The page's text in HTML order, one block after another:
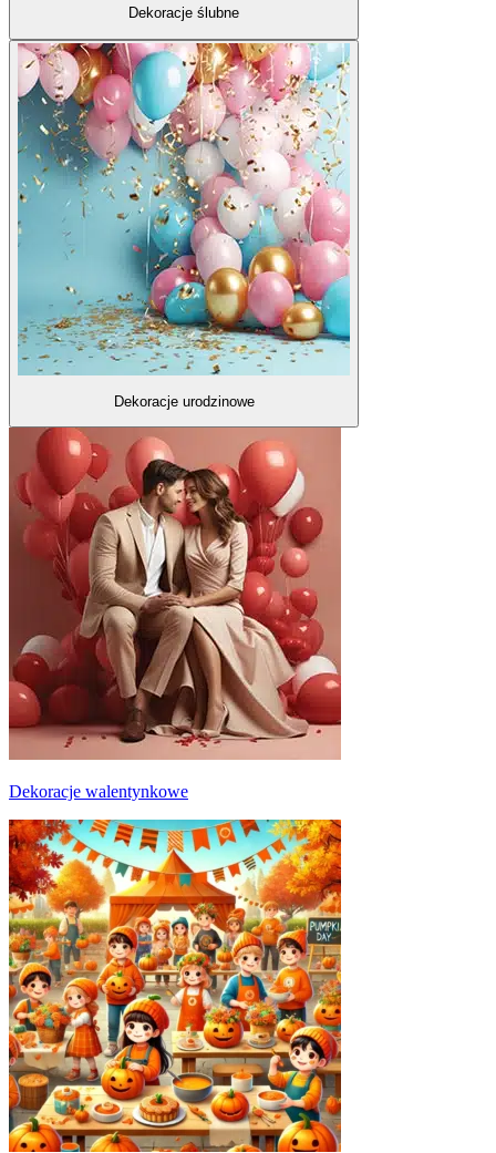
Dekoracje ślubne
Dekoracje urodzinowe
Dekoracje walentynkowe